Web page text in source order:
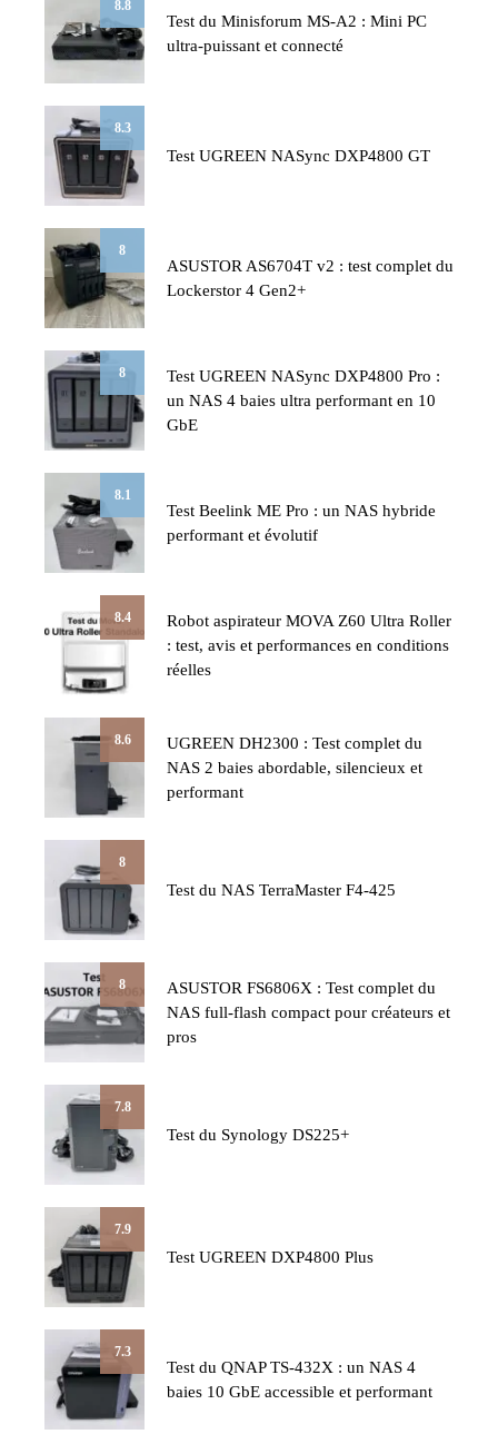
8.8
Test du Minisforum MS-A2 : Mini PC
ultra-puissant et connecté
8.3
Test UGREEN NASync DXP4800 GT
8
ASUSTOR AS6704T v2 : test complet du
Lockerstor 4 Gen2+
8
Test UGREEN NASync DXP4800 Pro :
un NAS 4 baies ultra performant en 10
GbE
8.1
Test Beelink ME Pro : un NAS hybride
performant et évolutif
8.4
Robot aspirateur MOVA Z60 Ultra Roller
: test, avis et performances en conditions
réelles
8.6
UGREEN DH2300 : Test complet du
NAS 2 baies abordable, silencieux et
performant
8
Test du NAS TerraMaster F4-425
8
ASUSTOR FS6806X : Test complet du
NAS full-flash compact pour créateurs et
pros
7.8
Test du Synology DS225+
7.9
Test UGREEN DXP4800 Plus
7.3
Test du QNAP TS-432X : un NAS 4
baies 10 GbE accessible et performant